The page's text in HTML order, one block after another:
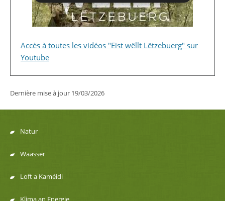
Accès à toutes les vidéos "Eist wëllt Lëtzebuerg" sur
Youtube
Dernière mise à jour 19/03/2026
Menu
de
Natur
Waasser
Loft a Kaméidi
Klima an Energie